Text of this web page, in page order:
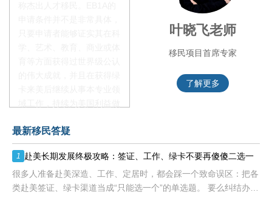
额占全球移民签证配额的
28.6%，即大约4万个移民
签证，都会用于满足"优
先"移民类别的申请。EB1A
不需要雇主支持、不用办理
叶晓飞老师
移民项目首席专家
了解更多
最新移民答疑
1 赴美长期发展终极攻略：签证、工作、绿卡不要再傻傻二选一
很多人准备赴美深造、工作、定居时，都会踩一个致命误区：把各
类赴美签证、绿卡渠道当成“只能选一个”的单选题。 要么纠结办哪